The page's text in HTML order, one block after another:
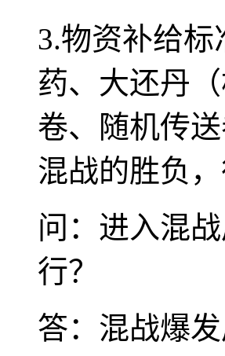
3.物资补给
药、大还丹
卷、随机传
混战的胜负
问：进入混
行？
答：混战爆